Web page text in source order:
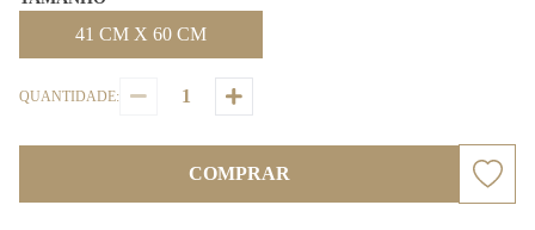
41 CM X 60 CM
QUANTIDADE:
COMPRAR